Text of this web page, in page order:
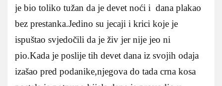
je bio toliko tužan da je devet noći i dana plakao
bez prestanka.Jedino su jecaji i krici koje je
ispuštao svjedočili da je živ jer nije jeo ni
pio.Kada je poslije tih devet dana iz svojih odaja
izašao pred podanike,njegova do tada crna kosa